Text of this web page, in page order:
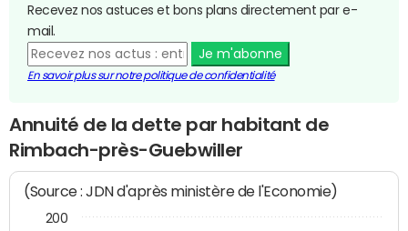
Recevez nos astuces et bons plans directement par e-
mail.
Je m'abonne
En savoir plus sur notre politique de confidentialité
Annuité de la dette par habitant de
Rimbach-près-Guebwiller
(Source : JDN d'après ministère de l'Economie)
200